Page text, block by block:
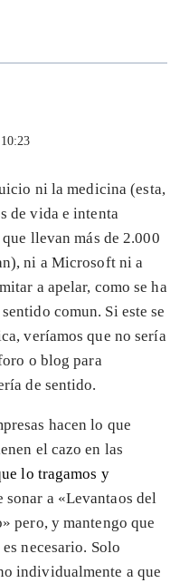
ni la medicina (esta,
de vida e intenta
llevan más de 2.000
ni a Microsoft ni a
a apelar, como se ha
comun. Si este se
veríamos que no sería
o blog para
de sentido.
hacen lo que
el cazo en las
lo tragamos y
sonar a «Levantaos del
pero, y mantengo que
necesario. Solo
individualmente a que